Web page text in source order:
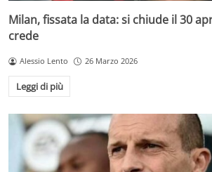
Milan, fissata la data: si chiude il 30
crede
Alessio Lento 26 Marzo 2026
Leggi di più